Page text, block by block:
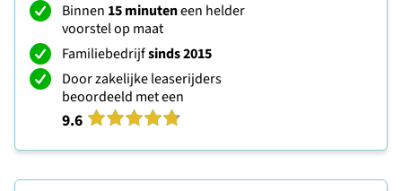
Binnen 15 minuteneen helder
voorstel op maat
Familiebedrijfsinds 2015
Door zakelijke leaserijders
beoordeeld met een
9.6